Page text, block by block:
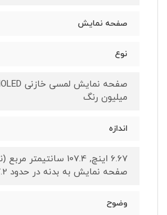
صفحه نمایش
نوع
میلیون رنگ
اندازه
6.67 اینچ, 107.4
صفحه نمایش به بدنه در حدود 87.2 درصد)
وضوح